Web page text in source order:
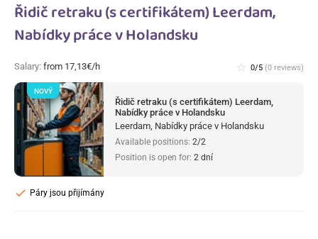
Řidič retraku (s certifikátem) Leerdam,
Nabídky práce v Holandsku
Salary: from 17,13€/h star_border 0/5 (0 reviews)
Řidič retraku (s certifikátem) Leerdam,
Nabídky práce v Holandsku
Leerdam, Nabídky práce v Holandsku
Available positions: 2/2
Position is open for: 2 dní
Páry jsou přijímány
check
NOVÝ